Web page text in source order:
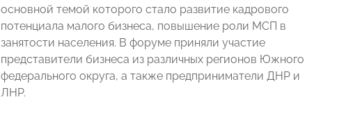
основной темой которого стало развитие кадрового
потенциала малого бизнеса, повышение роли МСП в
занятости населения. В форуме приняли участие
представители бизнеса из различных регионов Южного
федерального округа, а также предприниматели ДНР и
ЛНР.